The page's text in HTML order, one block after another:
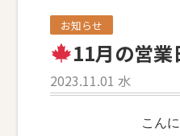
お知らせ
11月の営業
2023.11.01 水
こん